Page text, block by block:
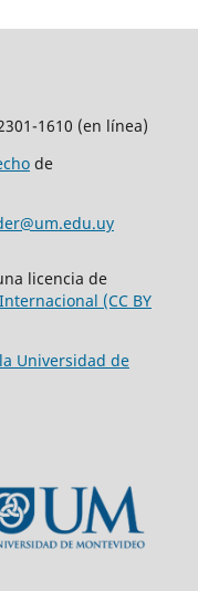
1610 (en línea)
de
licencia de
(CC BY
Universidad de